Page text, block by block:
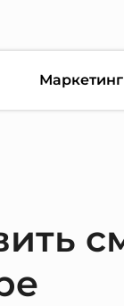
Маркетинг